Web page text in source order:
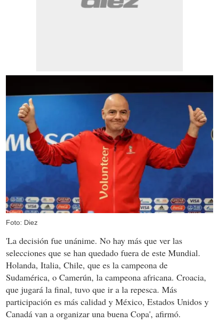
Foto: Diez
'La decisión fue unánime. No hay más que ver las
selecciones que se han quedado fuera de este Mundial.
Holanda, Italia, Chile, que es la campeona de
Sudamérica, o Camerún, la campeona africana. Croacia,
que jugará la final, tuvo que ir a la repesca. Más
participación es más calidad y México, Estados Unidos y
Canadá van a organizar una buena Copa', afirmó.